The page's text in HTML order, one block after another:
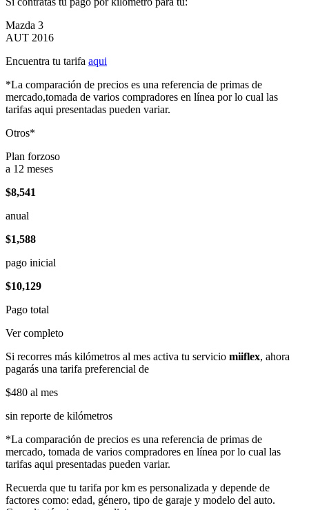
Mazda 3
AUT 2016
Encuentra tu tarifa aqui
*La comparación de precios es una referencia de primas de
mercado,tomada de varios compradores en línea por lo cual las
tarifas aqui presentadas pueden variar.
Otros*
Plan forzoso
a 12 meses
$8,541
anual
$1,588
pago inicial
$10,129
Pago total
Ver completo
Si recorres más kilómetros al mes activa tu servicio miiflex, ahora
pagarás una tarifa preferencial de
$480 al mes
sin reporte de kilómetros
*La comparación de precios es una referencia de primas de
mercado, tomada de varios compradores en línea por lo cual las
tarifas aqui presentadas pueden variar.
Recuerda que tu tarifa por km es personalizada y depende de
factores como: edad, género, tipo de garaje y modelo del auto.